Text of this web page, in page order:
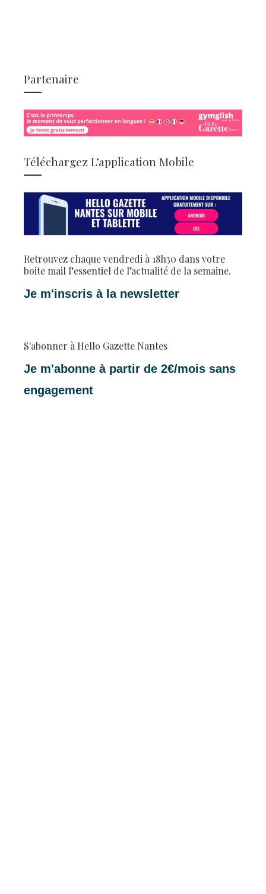
Partenaire
Téléchargez L’application Mobile
Retrouvez chaque vendredi à 18h30 dans votre
boite mail l’essentiel de l’actualité de la semaine.
Je m'inscris à la newsletter
S'abonner à Hello Gazette Nantes
Je m'abonne à partir de 2€/mois sans
engagement